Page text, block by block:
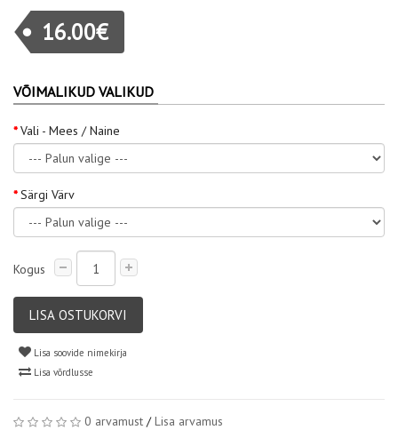
16.00€
VÕIMALIKUD VALIKUD
Vali - Mees / Naine
Särgi Värv
Kogus
LISA OSTUKORVI
Lisa soovide nimekirja
Lisa võrdlusse
0 arvamust /Lisa arvamus